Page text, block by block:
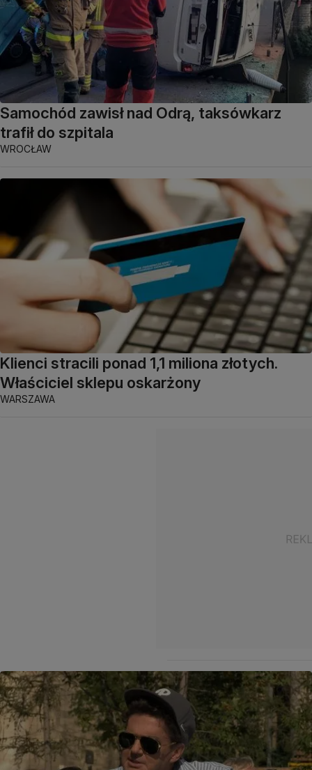
Samochód zawisł nad Odrą, taksówkarz
trafił do szpitala
WROCŁAW
Klienci stracili ponad 1,1 miliona złotych.
Właściciel sklepu oskarżony
WARSZAWA